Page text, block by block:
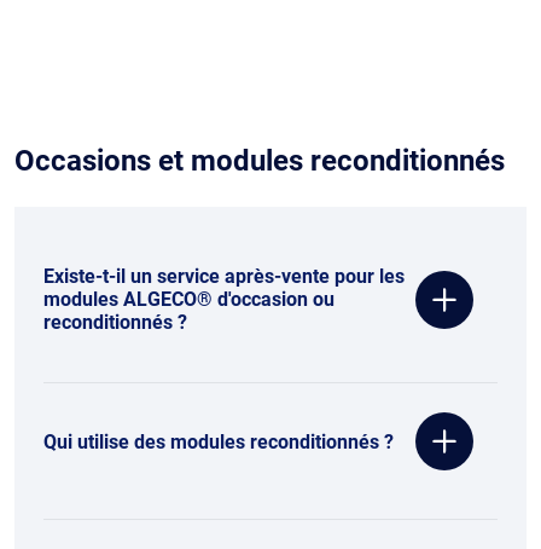
Occasions et modules reconditionnés
Existe-t-il un service après-vente pour les
modules ALGECO® d'occasion ou
reconditionnés ?
Qui utilise des modules reconditionnés ?